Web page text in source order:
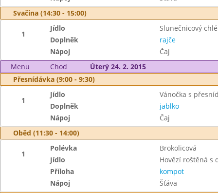
Svačina (14:30 - 15:00)
1
Jídlo
Slunečnicový
Doplněk
rajče
Nápoj
Čaj
Menu
Chod
Úterý 24. 2. 2015
Přesnídávka (9:00 - 9:30)
1
Jídlo
Vánočka s
Doplněk
jablko
Nápoj
Čaj
Oběd (11:30 - 14:00)
1
Polévka
Brokolicová
Jídlo
Hovězí roštěná s
Příloha
kompot
Nápoj
Šťáva